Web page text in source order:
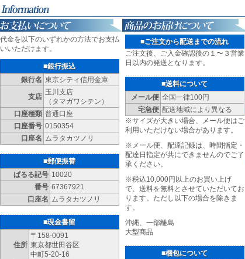
代金を以下のいずれかの方法でお支払
いいただけます。
■銀行振込
銀行名 東京シティ信用金庫
支店
玉川支店
（タマガワシテン）
口座種類 普通口座
口座番号 0150354
口座名
ムラタカツノリ
■郵便振替
ぱるる記号 10020
番号 67367921
口座名
ムラタカツノリ
■現金書留
住所
〒158-0091
東京都世田谷区
中町5-20-16
■ご注文から配送までの流れ
ご注文後、ご入金確認後の１〜３営業
日以内の発送となります。
■送料について
メール便 全国一律100円
宅急便 配送地域により異なる
※サイズが大きい場合、メール便はご
利用いただけない場合があります。
※メール便、配達記録は、時間指定・
配達日指定が共にできませんのでご了
承ください。
※税込10,000円以上のお買い上げ
で、送料を無料とさせていただいてお
ります。ただし以下の場合を除きま
す。
沖縄、一部離島
大型商品
■梱包について